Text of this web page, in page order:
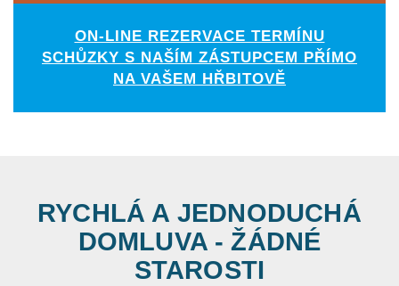
ON-LINE REZERVACE TERMÍNU
SCHŮZKY S NAŠÍM ZÁSTUPCEM PŘÍMO
NA VAŠEM HŘBITOVĚ
RYCHLÁ A JEDNODUCHÁ
DOMLUVA - ŽÁDNÉ
STAROSTI